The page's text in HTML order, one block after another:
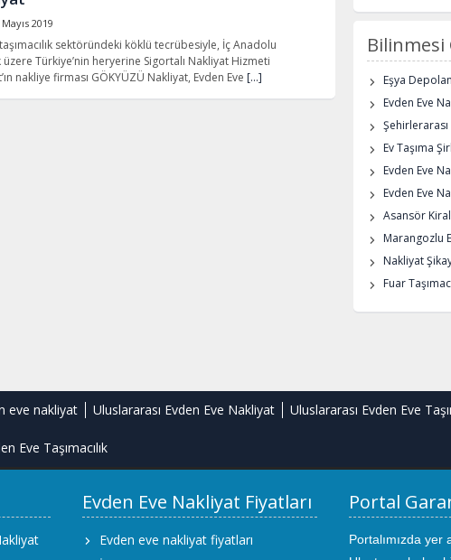
2019
sektöründeki köklü tecrübesiyle, İç Anadolu
Türkiye’nin heryerine Sigortalı Nakliyat Hizmeti
nakliye firması GÖKYÜZÜ Nakliyat, Evden Eve […]
Eşya
Evden Eve
Ev Taşıma
Evden Eve
Evden Eve
Asansör
Marangozlu
Nakliyat
Fuar
eve nakliyat Uluslararası Evden Eve Nakliyat Uluslararası Evden Eve
Eve Taşımacılık
Evden Eve Nakliyat Fiyatları
Evden eve nakliyat fiyatları
Portal
Portalımızda yer